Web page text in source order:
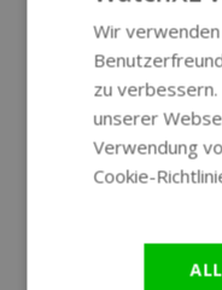
Wir
zu
unserer
Verwendung
Cookie-